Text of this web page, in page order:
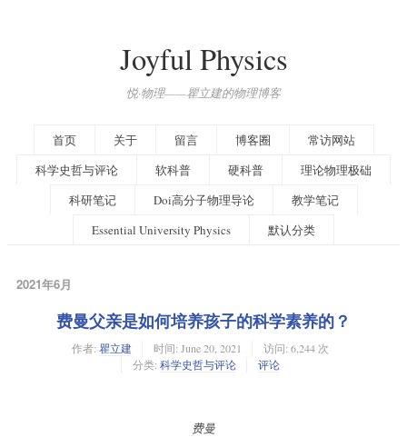
Joyful Physics
悦·物理——瞿立建的物理博客
首页 关于 留言 博客圈
常访网站
科学史哲与评论
软科普 硬科普
理论物理极础
科研笔记
Doi高分子物理导论
教学笔记
Essential University Physics
默认分类
2021年6月
费曼父亲是如何培养孩子的科学素养的？
作者: 瞿立建 时间: June 20, 2021
访问: 6,244 次
分类: 科学史哲与评论 评论
费曼